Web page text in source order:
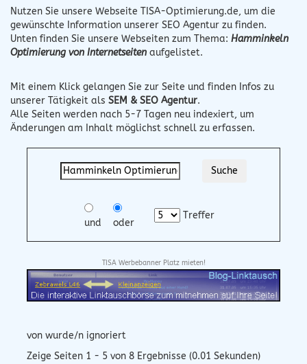
Nutzen Sie unsere Webseite TISA-Optimierung.de, um die
gewünschte Information unserer SEO Agentur zu finden.
Unten finden Sie unsere Webseiten zum Thema: Hamminkeln
Optimierung von Internetseiten aufgelistet.
Mit einem Klick gelangen Sie zur Seite und finden Infos zu
unserer Tätigkeit als SEM & SEO Agentur.
Alle Seiten werden nach 5-7 Tagen neu indexiert, um
Änderungen am Inhalt möglichst schnell zu erfassen.
und oder
Treffer
TISA Werbebanner Platz mieten!
von wurde/n ignoriert
Zeige Seiten 1 - 5 von 8 Ergebnisse (0.01 Sekunden)